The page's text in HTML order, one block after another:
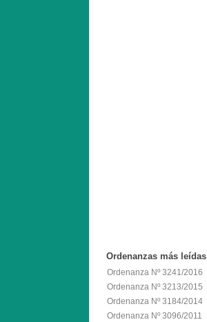
Ordenanzas más leídas
Ordenanza Nº 3241/2016
Ordenanza Nº 3213/2015
Ordenanza Nº 3184/2014
Ordenanza Nº 3096/2011